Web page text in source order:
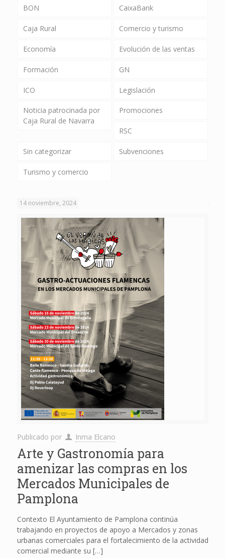
BON CaixaBank
Caja Rural Comercio y turismo
Economía Evolución de las ventas
Formación GN
ICO Legislación
Noticia patrocinada por
Caja Rural de Navarra
Promociones
RSC
Sin categorizar Subvenciones
Turismo y comercio
14 noviembre, 2024
Publicado por Inma Elcano
Arte y Gastronomía para
amenizar las compras en los
Mercados Municipales de
Pamplona
Contexto El Ayuntamiento de Pamplona continúa
trabajando en proyectos de apoyo a Mercados y zonas
urbanas comerciales para el fortalecimiento de la actividad
comercial mediante su […]